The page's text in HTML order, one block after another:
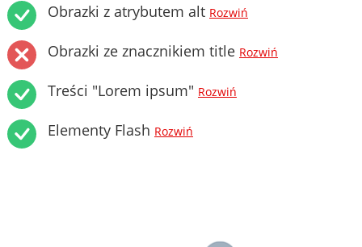
Obrazki z atrybutem alt Rozwiń
Obrazki ze znacznikiem title Rozwiń
Treści "Lorem ipsum" Rozwiń
Elementy Flash Rozwiń